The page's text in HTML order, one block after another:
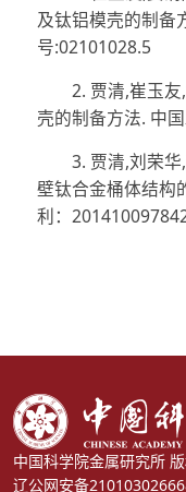
及钛铝模壳的制备
号:02101028.5
2. 贾清,崔玉友,
壳的制备方法. 中
3. 贾清,刘荣华,
壁钛合金桶体结构
利：
中国科学院金属研究所
辽公网安备